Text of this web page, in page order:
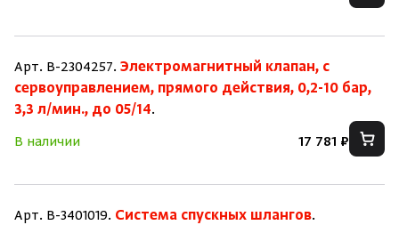
Арт. B-2304257. Электромагнитный клапан, с
сервоуправлением, прямого действия, 0,2-10 бар,
3,3 л/мин., до 05/14.
В наличии
17 781 ₽
Арт. B-3401019. Система спускных шлангов.